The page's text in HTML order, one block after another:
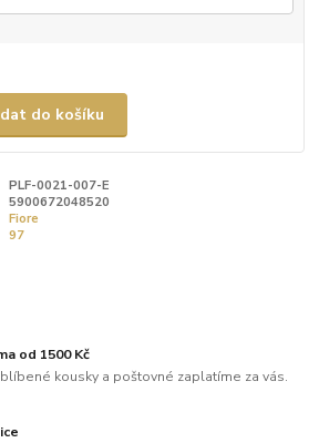
do košíku
PLF-0021-007-E
5900672048520
Fiore
97
od 1500 Kč
kousky a poštovné zaplatíme za vás.